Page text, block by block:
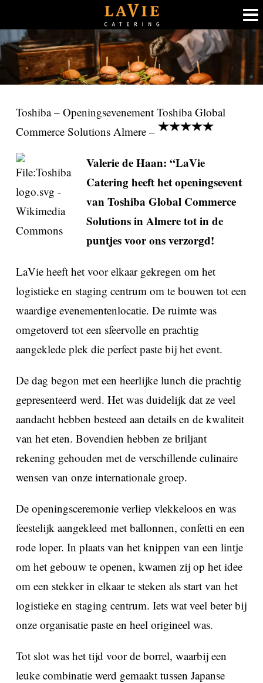
Ga
naar
inhoud
Toshiba – Openingsevenement Toshiba Global
Commerce Solutions Almere –
Valerie de Haan: “LaVie
Catering heeft het openingsevent
van Toshiba Global Commerce
Solutions in Almere tot in de
puntjes voor ons verzorgd!
LaVie heeft het voor elkaar gekregen om het
logistieke en staging centrum om te bouwen tot een
waardige evenementenlocatie. De ruimte was
omgetoverd tot een sfeervolle en prachtig
aangeklede plek die perfect paste bij het event.
De dag begon met een heerlijke lunch die prachtig
gepresenteerd werd. Het was duidelijk dat ze veel
aandacht hebben besteed aan details en de kwaliteit
van het eten. Bovendien hebben ze briljant
rekening gehouden met de verschillende culinaire
wensen van onze internationale groep.
De openingsceremonie verliep vlekkeloos en was
feestelijk aangekleed met ballonnen, confetti en een
rode loper. In plaats van het knippen van een lintje
om het gebouw te openen, kwamen zij op het idee
om een stekker in elkaar te steken als start van het
logistieke en staging centrum. Iets wat veel beter bij
onze organisatie paste en heel origineel was.
Tot slot was het tijd voor de borrel, waarbij een
leuke combinatie werd gemaakt tussen Japanse